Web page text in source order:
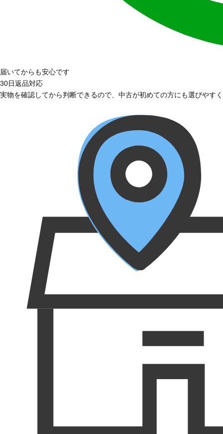
届いてからも安心です
30日返品対応
実物を確認してから判断できるので、中古が初めての方にも選びやす